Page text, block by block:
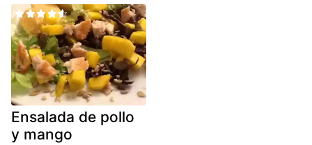
Ensalada de pollo
y mango